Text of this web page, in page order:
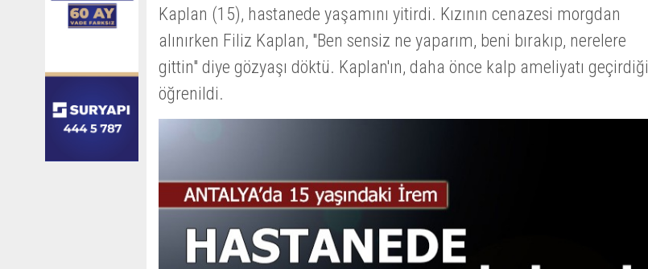
Kaplan (15), hastanede yaşamını yitirdi. Kızının cenazesi morgdan
alınırken Filiz Kaplan, "Ben sensiz ne yaparım, beni bırakıp, nerelere
gittin" diye gözyaşı döktü. Kaplan'ın, daha önce kalp ameliyatı geçirdiği
öğrenildi.